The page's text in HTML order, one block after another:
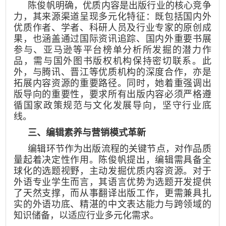
陈俊帆明确，优质内容是出版行业的核心竞争
力，其来源渠道呈现多元化特征：既包括国内外
优质作者、学者、科研人员及行业专家的原创成
果，也涵盖通过国际资讯追踪、国内外重要书展
参与、亚马逊等平台榜单分析所发掘的潜力作
品，需与国外图书版权机构保持密切联系。此
外，与腾讯、晋江等优质机构的深度合作，亦是
拓展内容资源的重要路径。同时，她着重强调出
版导向的重要性，要求所有出版内容必须严格遵
循国家政策规范与文化发展导向，坚守行业底
线。
三、编辑素养与营销模式革新
编辑环节作为出版流程的关键节点，对作品质
量起着决定性作用。陈俊帆提出，编辑需具备全
球化的选题视野，主动发掘优质内容资源。对于
外语专业学生而言，其语言优势为选题开发提供
了天然支撑，而从事翻译出版工作，更需兼具扎
实的外语功底、精湛的中文表达能力与跨领域的
知识储备，以适应行业多元化需求。